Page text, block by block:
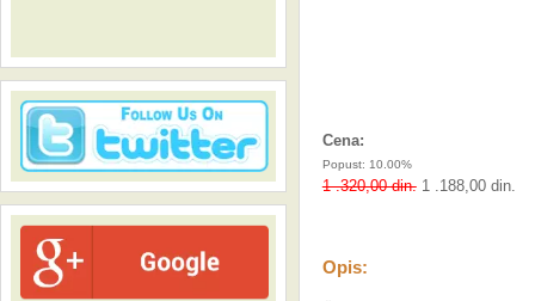
Cena:
Popust: 10.00%
1 .320,00 din. 1 .188,00 din.
Opis: